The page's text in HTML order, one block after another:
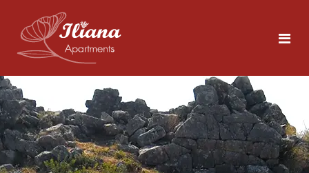
Αρχική
Διαμονή
5 άτομα
Τολό